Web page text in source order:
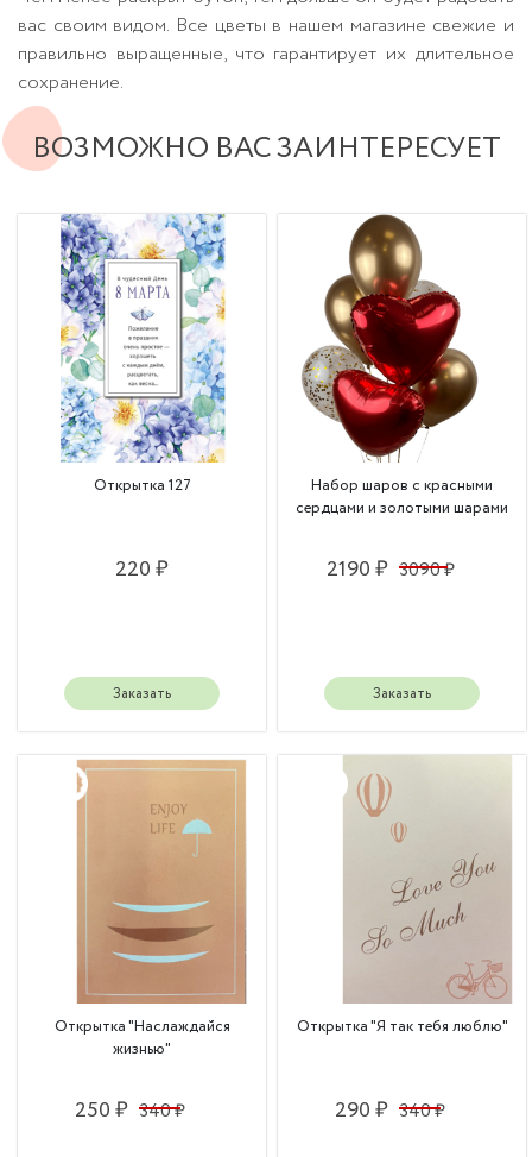
вас своим видом. Все цветы в нашем магазине свежие и
правильно выращенные, что гарантирует их длительное
сохранение.
ВОЗМОЖНО ВАС ЗАИНТЕРЕСУЕТ
Открытка 127
220 ₽
Заказать
Набор шаров с красными
сердцами и золотыми шарами
2190 ₽ 3090 ₽
Заказать
Открытка "Наслаждайся
жизнью"
250 ₽ 340 ₽
Открытка "Я так тебя люблю"
290 ₽ 340 ₽